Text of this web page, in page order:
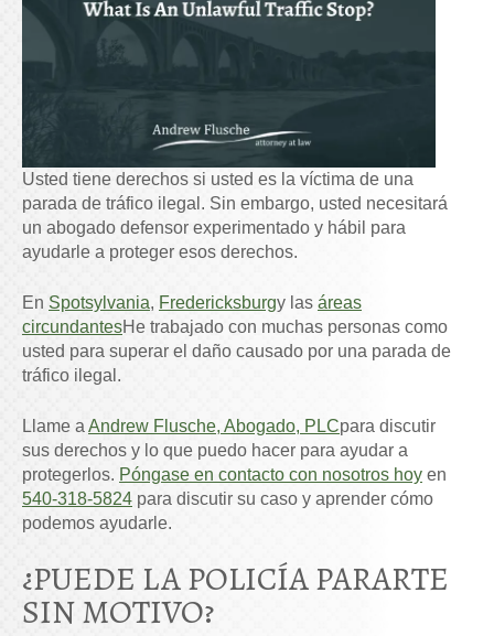
Usted tiene derechos si usted es la víctima de una
parada de tráfico ilegal. Sin embargo, usted necesitará
un abogado defensor experimentado y hábil para
ayudarle a proteger esos derechos.
En Spotsylvania, Fredericksburgy las áreas
circundantesHe trabajado con muchas personas como
usted para superar el daño causado por una parada de
tráfico ilegal.
Llame a Andrew Flusche, Abogado, PLCpara discutir
sus derechos y lo que puedo hacer para ayudar a
protegerlos. Póngase en contacto con nosotros hoy en
540-318-5824 para discutir su caso y aprender cómo
podemos ayudarle.
¿PUEDE LA POLICÍA PARARTE
SIN MOTIVO?